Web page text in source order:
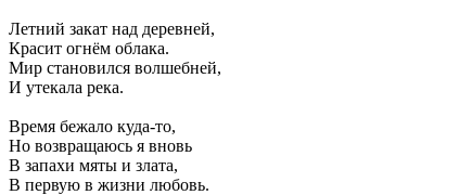
Летний закат над деревней,
Красит огнём облака.
Мир становился волшебней,
И утекала река.
Время бежало куда-то,
Но возвращаюсь я вновь
В запахи мяты и злата,
В первую в жизни любовь.